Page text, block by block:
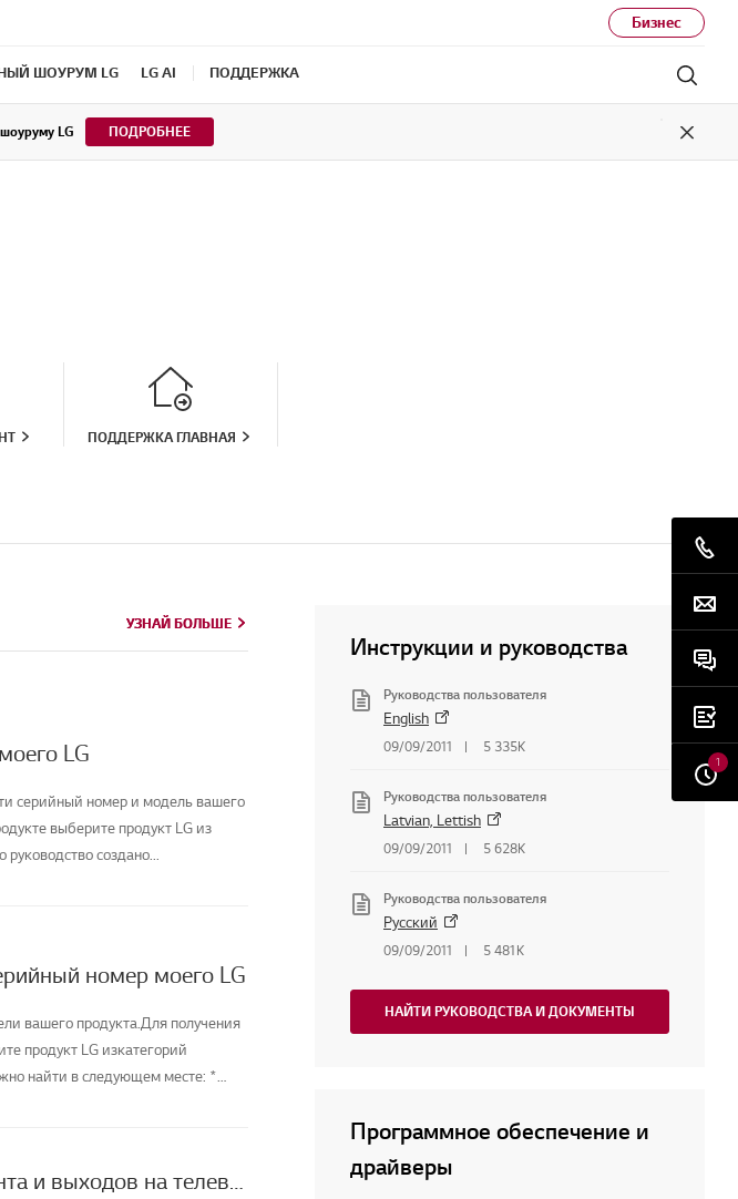
Бизнес
ШОУРУМ LG LG AI ПОДДЕРЖКА
LG ПОДРОБНЕЕ
Close
ПОДДЕРЖКА ГЛАВНАЯ
УЗНАЙ БОЛЬШЕ
LG
серийный номер и модель вашего
выберите продукт LG из
создано...
номер моего LG
вашего продукта.Для получения
продукт LG изкатегорий
найти в следующем месте: *
Пароль и Блокировка каналов/контента и выходов на телевизоре
УЗНАЙ БОЛЬШЕ
Инструкции и руководства
Руководства пользователя
English
09/09/2011 5 335K
Руководства пользователя
Latvian, Lettish
09/09/2011 5 628K
Руководства пользователя
Русский
09/09/2011 5 481K
НАЙТИ РУКОВОДСТВА И ДОКУМЕНТЫ
Программное обеспечение и
драйверы
1